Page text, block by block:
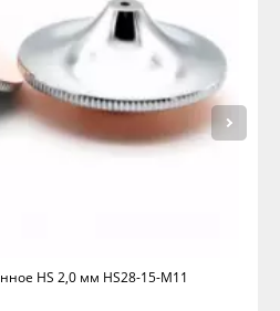
HS 2,0 мм HS28-15-M11